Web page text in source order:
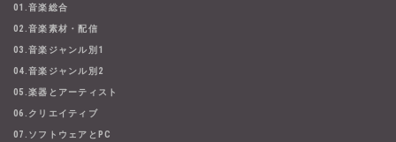
01.音楽総合
02.音楽素材・配信
03.音楽ジャンル別1
04.音楽ジャンル別2
05.楽器とアーティスト
06.クリエイティブ
07.ソフトウェアとPC